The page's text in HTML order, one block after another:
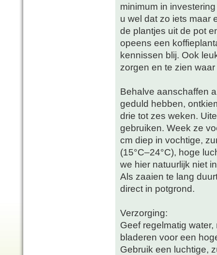
minimum in
u wel dat zo iets maar
de plantjes uit de pot
opeens een
kennissen blij. Ook
zorgen en te zien
Behalve aanschaffen
geduld hebben,
drie tot zes weken.
gebruiken. Week ze
cm diep in vochtige,
(15°C–24°C), hoge
we hier natuurlijk niet
Als zaaien te lang
direct in potgrond.
Verzorging:
Geef regelmatig
bladeren voor een
Gebruik een luchtige,